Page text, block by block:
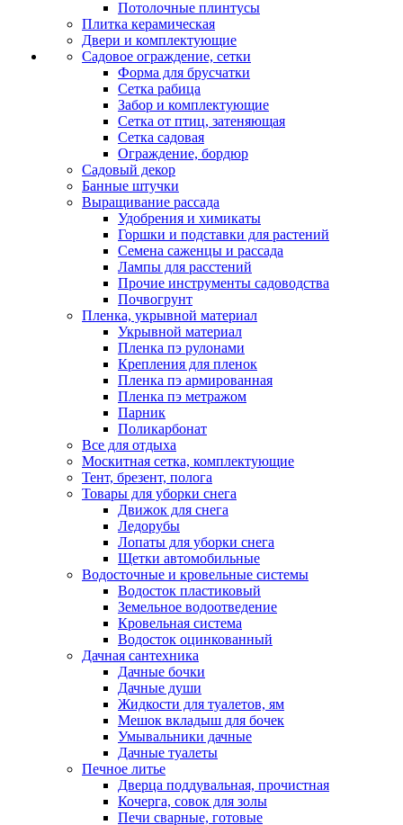
Потолочные плинтусы
Плитка керамическая
Двери и комплектующие
Садовое ограждение, сетки
Форма для брусчатки
Сетка рабица
Забор и комплектующие
Сетка от птиц, затеняющая
Сетка садовая
Ограждение, бордюр
Садовый декор
Банные штучки
Выращивание рассада
Удобрения и химикаты
Горшки и подставки для растений
Семена саженцы и рассада
Лампы для расстений
Прочие инструменты садоводства
Почвогрунт
Пленка, укрывной материал
Укрывной материал
Пленка пэ рулонами
Крепления для пленок
Пленка пэ армированная
Пленка пэ метражом
Парник
Поликарбонат
Все для отдыха
Москитная сетка, комплектующие
Тент, брезент, полога
Товары для уборки снега
Движок для снега
Ледорубы
Лопаты для уборки снега
Щетки автомобильные
Водосточные и кровельные системы
Водосток пластиковый
Земельное водоотведение
Кровельная система
Водосток оцинкованный
Дачная сантехника
Дачные бочки
Дачные души
Жидкости для туалетов, ям
Мешок вкладыш для бочек
Умывальники дачные
Дачные туалеты
Печное литье
Дверца поддувальная, прочистная
Кочерга, совок для золы
Печи сварные, готовые